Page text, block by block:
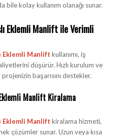
bile kolay kullanım olanağı sunar.
Eklemli Manlift ile Verimli
Eklemli Manlift kullanımı, iş
düşürür. Hızlı kurulum ve
başarısını destekler.
Manlift Kiralama
Eklemli Manlift kiralama hizmeti,
çözümler sunar. Uzun veya kısa